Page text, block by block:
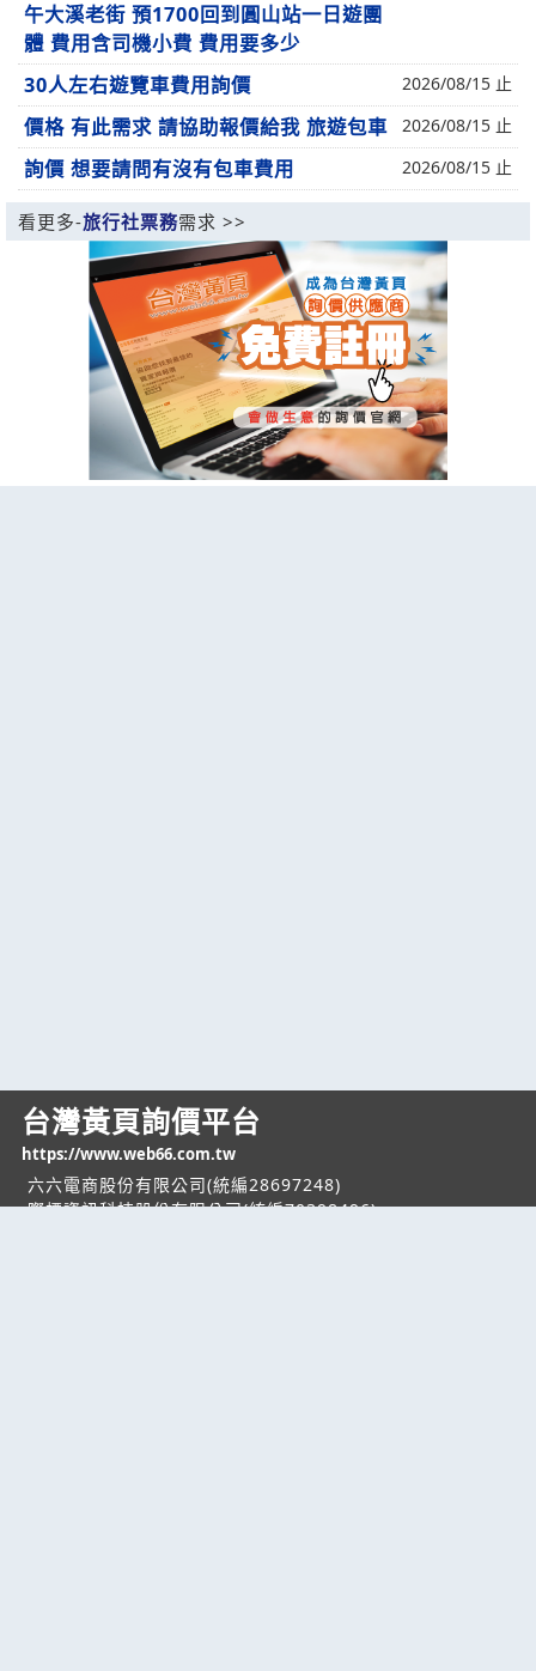
午大溪老街 預1700回到圓山站一日遊團
體 費用含司機小費 費用要多少
30人左右遊覽車費用詢價 2026/08/15 止
價格 有此需求 請協助報價給我 旅遊包車 2026/08/15 止
詢價 想要請問有沒有包車費用 2026/08/15 止
看更多-旅行社票務需求 >>
台灣黃頁詢價平台
https://www.web66.com.tw
六六電商股份有限公司(統編28697248)
際標資訊科技股份有限公司(統編70398496)